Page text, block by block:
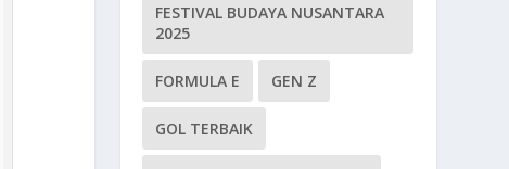
FESTIVAL BUDAYA NUSANTARA
2025
FORMULA E GEN Z
GOL TERBAIK